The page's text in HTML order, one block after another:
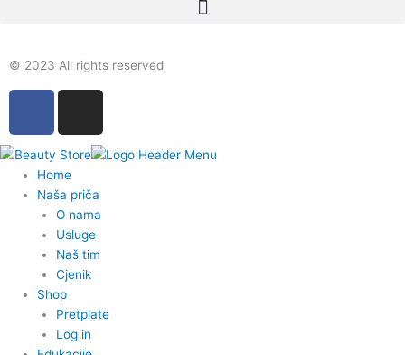
© 2023 All rights reserved
e
b
o
o
k
f
t
a
g
r
a
m
Home
Naša priča
O nama
Usluge
Naš tim
Cjenik
Shop
Pretplate
Log in